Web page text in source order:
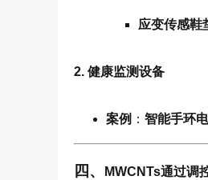
应变传感鞋
2. 健康监测设备
案例 ： 智能手环
四、
MWCNTs通过调